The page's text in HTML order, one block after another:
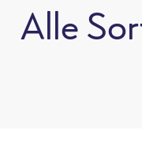
Alle